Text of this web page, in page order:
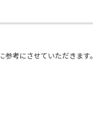
考にさせていただきます。